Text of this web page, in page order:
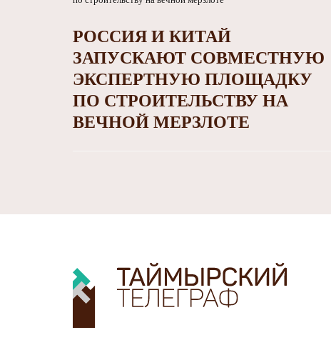
РОССИЯ И КИТАЙ
ЗАПУСКАЮТ СОВМЕСТНУЮ
ЭКСПЕРТНУЮ ПЛОЩАДКУ
ПО СТРОИТЕЛЬСТВУ НА
ВЕЧНОЙ МЕРЗЛОТЕ